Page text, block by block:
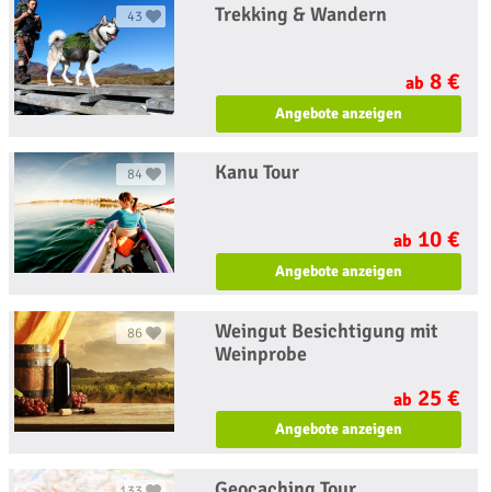
43 Trekking & Wandern
ab 8 €
Angebote anzeigen
84 Kanu Tour
ab 10 €
Angebote anzeigen
86
Weingut Besichtigung mit
Weinprobe
ab 25 €
Angebote anzeigen